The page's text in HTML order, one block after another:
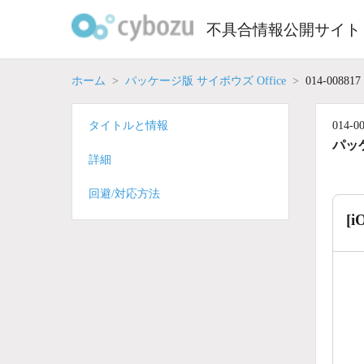
不具合情報公開サイト
ホーム パッケージ版 サイボウズ Office 014-008817
014-
パッ
タイトルと情報
詳細
回避/対応方法